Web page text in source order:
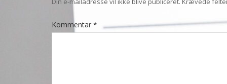
Kommentar *